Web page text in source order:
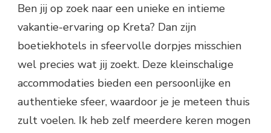
Ben jij op zoek naar een unieke en intieme
vakantie-ervaring op Kreta? Dan zijn
boetiekhotels in sfeervolle dorpjes misschien
wel precies wat jij zoekt. Deze kleinschalige
accommodaties bieden een persoonlijke en
authentieke sfeer, waardoor je je meteen thuis
zult voelen. Ik heb zelf meerdere keren mogen